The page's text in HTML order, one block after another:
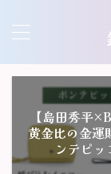
【島田秀平
黄金比の金運
ンテピッ